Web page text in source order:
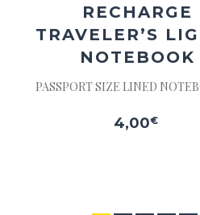
RECHARGE
TRAVELER’S
NOTEBOOK
PASSPORT SIZE LINED
4,00€